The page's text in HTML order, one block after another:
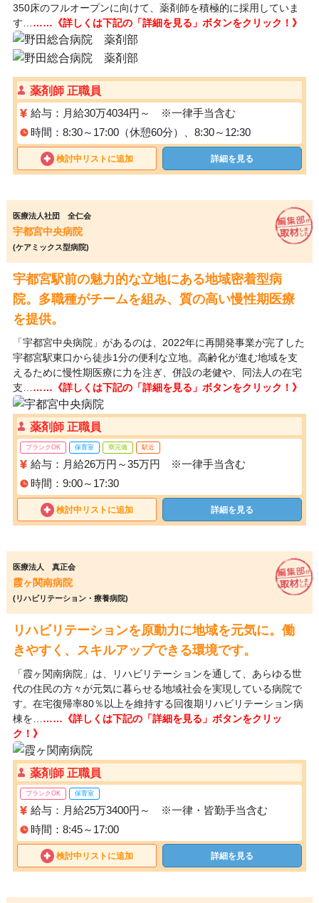
350床のフルオープンに向けて、薬剤師を積極的に採用していま
す… ……《詳しくは下記の「詳細を見る」ボタンをクリック！》
薬剤師 正職員
給与：月給30万4034円～ ※一律手当含む
時間：8:30～17:00（休憩60分）、8:30～12:30
検討中リストに追加 詳細を見る
医療法人社団 全仁会
宇都宮中央病院
(ケアミックス型病院)
宇都宮駅前の魅力的な立地にある地域密着型病
院。多職種がチームを組み、質の高い慢性期医療
を提供。
「宇都宮中央病院」があるのは、2022年に再開発事業が完了した
宇都宮駅東口から徒歩1分の便利な立地。高齢化が進む地域を支
えるために慢性期医療に力を注ぎ、併設の老健や、同法人の在宅
支… ……《詳しくは下記の「詳細を見る」ボタンをクリック！》
薬剤師 正職員
ブランクOK 保育室 寮完備 駅近
給与：月給26万円～35万円 ※一律手当含む
時間：9:00～17:30
検討中リストに追加 詳細を見る
医療法人 真正会
霞ヶ関南病院
(リハビリテーション・療養病院)
リハビリテーションを原動力に地域を元気に。働
きやすく、スキルアップできる環境です。
「霞ヶ関南病院」は、リハビリテーションを通して、あらゆる世
代の住民の方々が元気に暮らせる地域社会を実現している病院で
す。在宅復帰率80％以上を維持する回復期リハビリテーション病
棟を… ……《詳しくは下記の「詳細を見る」ボタンをクリッ
ク！》
薬剤師 正職員
ブランクOK 保育室
給与：月給25万3400円～ ※一律・皆勤手当含む
時間：8:45～17:00
検討中リストに追加 詳細を見る